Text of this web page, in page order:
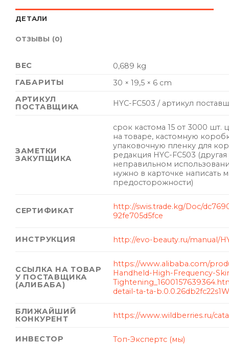
ДЕТАЛИ
ОТЗЫВЫ (0)
ВЕС
0,689 kg
ГАБАРИТЫ
30 × 19,5 × 6 cm
АРТИКУЛ
ПОСТАВЩИКА
HYC-FC503 / артикул
ЗАМЕТКИ
ЗАКУПЩИКА
срок кастома 15 от 3000 шт.
на товаре, кастомную
упаковочную пленку для
редакция HYC-FC503
неправильном
нужно в карточке написать
предосторожности)
СЕРТИФИКАТ
http://swis.trade.kg/Doc/
92fe705d5fce
ИНСТРУКЦИЯ http://evo-beauty.ru/manual/
ССЫЛКА НА ТОВАР
У ПОСТАВЩИКА
(АЛИБАБА)
https://www.alibaba.com/
Handheld-High-Frequency-
detail-ta-ta-
БЛИЖАЙШИЙ
КОНКУРЕНТ
https://www.wildberries.ru/
ИНВЕСТОР Топ-Экспертс (мы)